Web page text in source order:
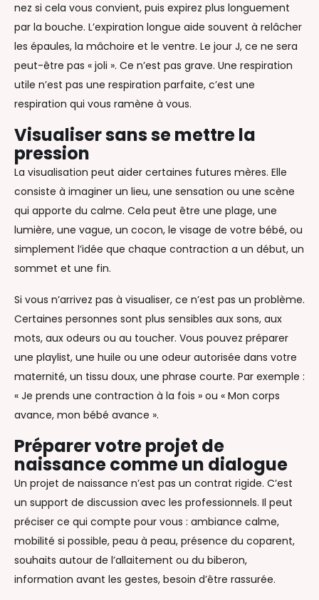
nez si cela vous convient, puis expirez plus longuement
par la bouche. L’expiration longue aide souvent à relâcher
les épaules, la mâchoire et le ventre. Le jour J, ce ne sera
peut-être pas « joli ». Ce n’est pas grave. Une respiration
utile n’est pas une respiration parfaite, c’est une
respiration qui vous ramène à vous.
Visualiser sans se mettre la
pression
La visualisation peut aider certaines futures mères. Elle
consiste à imaginer un lieu, une sensation ou une scène
qui apporte du calme. Cela peut être une plage, une
lumière, une vague, un cocon, le visage de votre bébé, ou
simplement l’idée que chaque contraction a un début, un
sommet et une fin.
Si vous n’arrivez pas à visualiser, ce n’est pas un problème.
Certaines personnes sont plus sensibles aux sons, aux
mots, aux odeurs ou au toucher. Vous pouvez préparer
une playlist, une huile ou une odeur autorisée dans votre
maternité, un tissu doux, une phrase courte. Par exemple :
« Je prends une contraction à la fois » ou « Mon corps
avance, mon bébé avance ».
Préparer votre projet de
naissance comme un dialogue
Un projet de naissance n’est pas un contrat rigide. C’est
un support de discussion avec les professionnels. Il peut
préciser ce qui compte pour vous : ambiance calme,
mobilité si possible, peau à peau, présence du coparent,
souhaits autour de l’allaitement ou du biberon,
information avant les gestes, besoin d’être rassurée.